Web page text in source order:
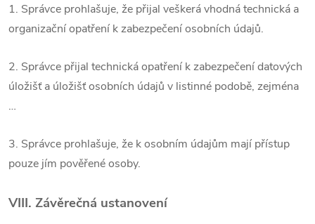
1. Správce prohlašuje, že přijal veškerá vhodná technická a
organizační opatření k zabezpečení osobních údajů.
2. Správce přijal technická opatření k zabezpečení datových
úložišť a úložišť osobních údajů v listinné podobě, zejména
…
3. Správce prohlašuje, že k osobním údajům mají přístup
pouze jím pověřené osoby.
VIII. Závěrečná ustanovení